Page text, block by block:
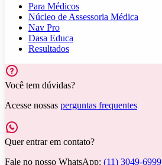
Para Médicos
Núcleo de Assessoria Médica
Nav Pro
Dasa Educa
Resultados
Você tem dúvidas?
Acesse nossas perguntas frequentes
Quer entrar em contato?
Fale no nosso WhatsApp: (11) 3049-6999